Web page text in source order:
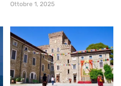
Ottobre 1, 2025